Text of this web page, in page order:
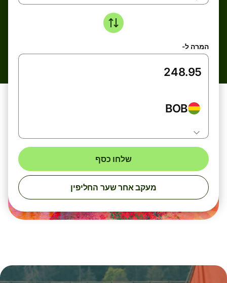
המרה ל-
BOB
שלחו כסף
מעקב אחר שער החליפין